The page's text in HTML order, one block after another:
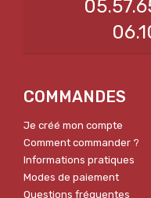
COMMANDES
Je créé mon compte
Comment commander ?
Informations pratiques
Modes de paiement
Questions fréquentes